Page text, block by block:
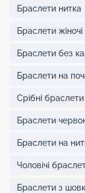
Браслети нитка
Браслети жіночі
Браслети без
Браслети на
Срібні браслети
Браслети
Браслети на
Чоловічі
Браслети з